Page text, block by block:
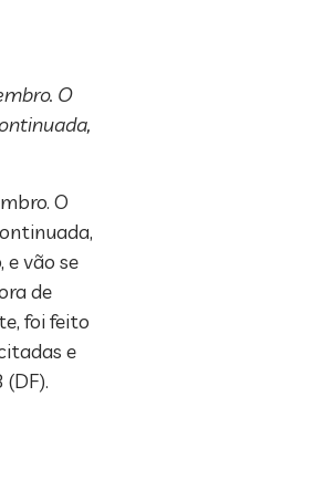
O
O
vão se
de
foi feito
e